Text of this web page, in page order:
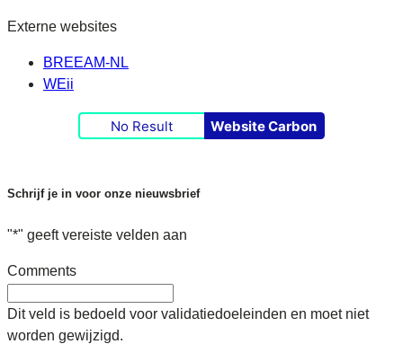
Externe websites
BREEAM-NL
WEii
No Result Website Carbon
Schrijf je in voor onze nieuwsbrief
"*" geeft vereiste velden aan
Comments
Dit veld is bedoeld voor validatiedoeleinden en moet niet
worden gewijzigd.